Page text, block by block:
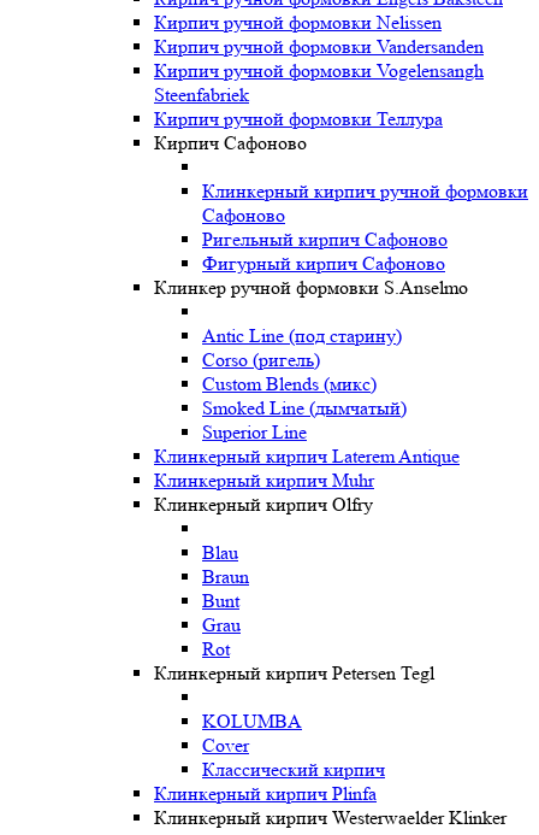
Кирпич ручной формовки Nelissen
Кирпич ручной формовки Vandersanden
Кирпич ручной формовки Vogelensangh
Steenfabriek
Кирпич ручной формовки Теллура
Кирпич Сафоново
Клинкерный кирпич ручной формовки
Сафоново
Ригельный кирпич Сафоново
Фигурный кирпич Сафоново
Клинкер ручной формовки S.Anselmo
Antic Line (под старину)
Corso (ригель)
Custom Blends (микс)
Smoked Line (дымчатый)
Superior Line
Клинкерный кирпич Laterem Antique
Клинкерный кирпич Muhr
Клинкерный кирпич Olfry
Blau
Braun
Bunt
Grau
Rot
Клинкерный кирпич Petersen Tegl
KOLUMBA
Cover
Классический кирпич
Клинкерный кирпич Plinfa
Клинкерный кирпич Westerwaelder Klinker